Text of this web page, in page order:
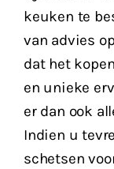
keuken te
van advies
dat het
en unieke
er dan ook
Indien u
schetsen